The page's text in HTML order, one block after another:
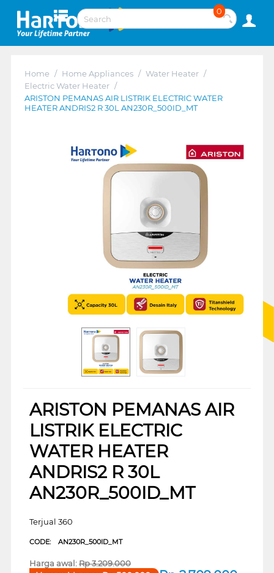
0
Home / Home Appliances / Water Heater /
Electric Water Heater /
ARISTON PEMANAS AIR LISTRIK ELECTRIC WATER
HEATER ANDRIS2 R 30L AN230R_500ID_MT
ARISTON PEMANAS AIR
LISTRIK ELECTRIC
WATER HEATER
ANDRIS2 R 30L
AN230R_500ID_MT
Terjual 360
CODE: AN230R_500ID_MT
Harga awal:Rp3.209.000